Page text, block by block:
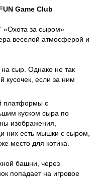
Game Club
«Охота за сыром»
веселой атмосферой и
сыр. Однако не так
кусочек, если за ним
платформы с
куском сыра по
изображения,
них есть мышки с сыром,
место для котика.
башни, через
попадает на игровое